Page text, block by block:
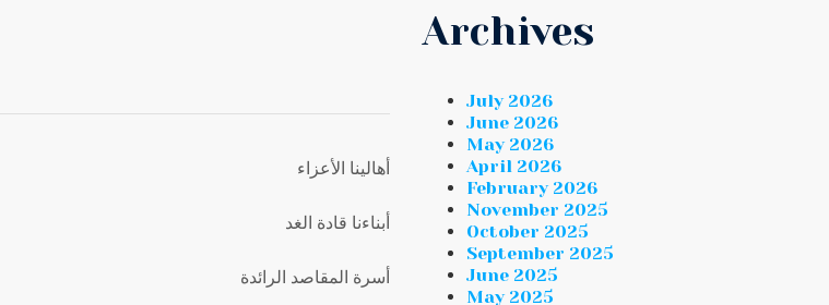
أهالينا الأعزاء
أبناءنا قادة الغد
أسرة المقاصد الرائدة
Archives
July 2026
June 2026
May 2026
April 2026
February 2026
November 2025
October 2025
September 2025
June 2025
May 2025